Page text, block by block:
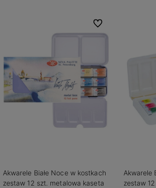
Akwarele Białe Noce w kostkach
zestaw 12 szt. metalowa kaseta
Do ulubionych
Akwarele
zestaw